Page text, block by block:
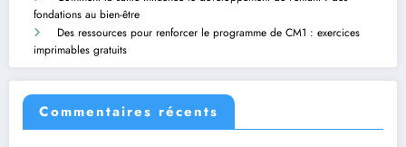
fondations au bien-être
Des ressources pour renforcer le programme de CM1 : exercices
imprimables gratuits
Commentaires récents